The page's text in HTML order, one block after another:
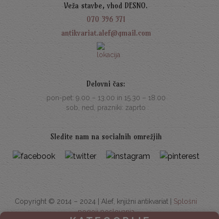
Veža stavbe, vhod DESNO.
070 396 371
antikvariat.alef@gmail.com
Delovni čas:
pon-pet: 9.00 – 13.00 in 15.30 – 18.00
sob, ned, prazniki: zaprto
Sledite nam na socialnih omrežjih
Copyright © 2014 – 2024 | Alef, knjižni antikvariat | Splošni
pogoji poslovanja